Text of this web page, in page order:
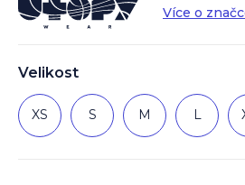
Velikost
XS S M L
Více o